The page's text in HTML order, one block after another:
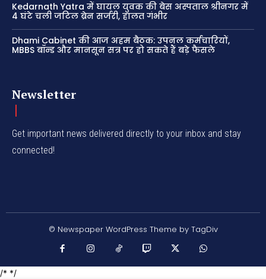
Kedarnath Yatra में घायल युवक की बेस अस्पताल श्रीनगर में
4 घंटे चली जटिल ब्रेन सर्जरी, हालत गंभीर
Dhami Cabinet की आज अहम बैठक: उपनल कर्मचारियों,
MBBS बॉन्ड और मानसून सत्र पर हो सकते हैं बड़े फैसले
Newsletter
Get important news delivered directly to your inbox and stay
connected!
© Newspaper WordPress Theme by TagDiv
/* */